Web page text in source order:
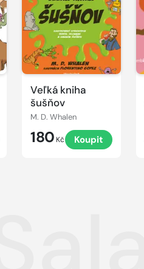
Veľká kniha
šušňov
M. D. Whalen
180 Kč Koupit